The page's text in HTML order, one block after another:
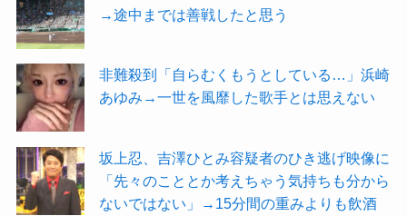
→途中までは善戦したと思う
非難殺到「自らむくもうとしている…」浜崎
あゆみ→一世を風靡した歌手とは思えない
坂上忍、吉澤ひとみ容疑者のひき逃げ映像に
「先々のこととか考えちゃう気持ちも分から
ないではない」→15分間の重みよりも飲酒